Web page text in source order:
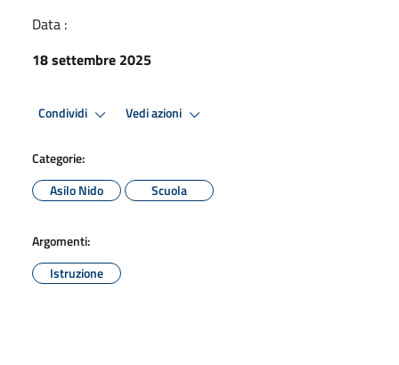
Data :
18 settembre 2025
Condividi Vedi azioni
Categorie:
Asilo Nido
Scuola
Argomenti:
Istruzione